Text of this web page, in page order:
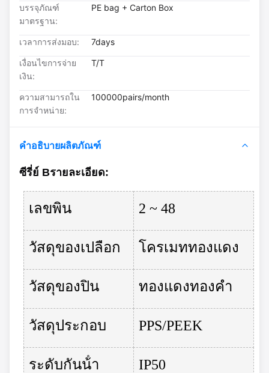
บรรจุภัณฑ์
มาตรฐาน:
PE bag + Carton Box
เวลาการส่งมอบ: 7days
เงื่อนไขการจ่าย
เงิน:
T/T
ความสามารถใน
การจําหน่าย:
100000pairs/month
คำอธิบายผลิตภัณฑ์
ซีรี่ย์ Bรายละเอียด:
เลขพิน 2 ~ 48
วัสดุของเปลือก โครเมททองแดง
วัสดุของปิน ทองแดงทองคํา
วัสดุประกอบ PPS/PEEK
ระดับกันน้ํา IP50